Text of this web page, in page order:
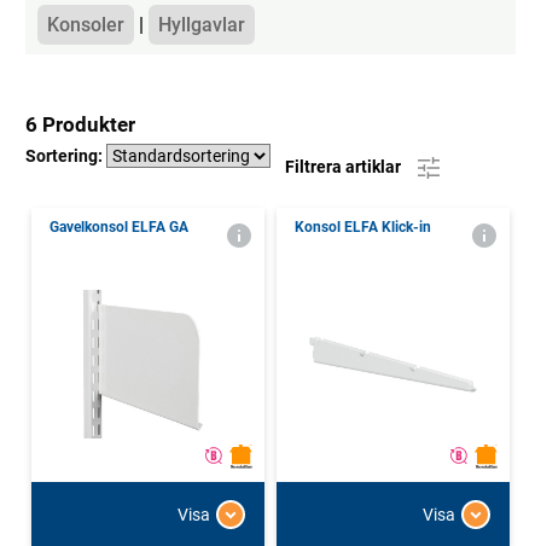
Kategorier
Konsoler Hyllgavlar
6 Produkter
Sortering:
Filtrera artiklar
Gavelkonsol ELFA GA
Visa
Konsol ELFA Klick-in
Visa